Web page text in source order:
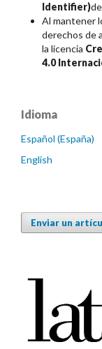
Identifier)
Al mantener
derechos de
la licencia
4.0
Idioma
Español (España)
English
Enviar un